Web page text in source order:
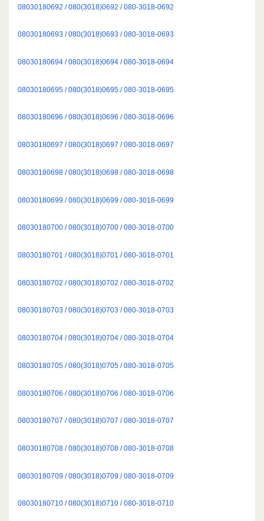
08030180692 / 080(3018)0692 / 080-3018-0692
08030180693 / 080(3018)0693 / 080-3018-0693
08030180694 / 080(3018)0694 / 080-3018-0694
08030180695 / 080(3018)0695 / 080-3018-0695
08030180696 / 080(3018)0696 / 080-3018-0696
08030180697 / 080(3018)0697 / 080-3018-0697
08030180698 / 080(3018)0698 / 080-3018-0698
08030180699 / 080(3018)0699 / 080-3018-0699
08030180700 / 080(3018)0700 / 080-3018-0700
08030180701 / 080(3018)0701 / 080-3018-0701
08030180702 / 080(3018)0702 / 080-3018-0702
08030180703 / 080(3018)0703 / 080-3018-0703
08030180704 / 080(3018)0704 / 080-3018-0704
08030180705 / 080(3018)0705 / 080-3018-0705
08030180706 / 080(3018)0706 / 080-3018-0706
08030180707 / 080(3018)0707 / 080-3018-0707
08030180708 / 080(3018)0708 / 080-3018-0708
08030180709 / 080(3018)0709 / 080-3018-0709
08030180710 / 080(3018)0710 / 080-3018-0710